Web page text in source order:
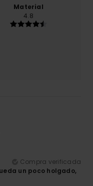
Material
4.8
Compra verificada
un poco holgado,